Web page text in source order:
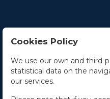
Contact Us
Office hours
The Company
Cookies Policy
We use our own and third-
statistical data on the
our services.